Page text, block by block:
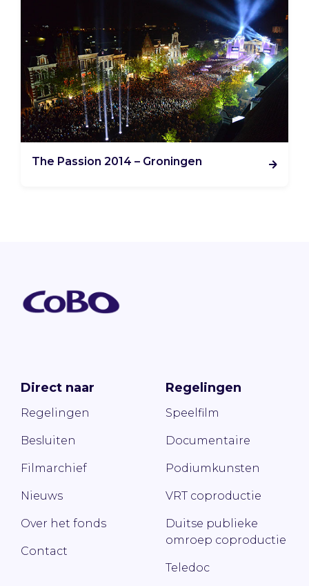
The Passion 2014 – Groningen
Direct naar
Regelingen
Besluiten
Filmarchief
Nieuws
Over het fonds
Contact
Regelingen
Speelfilm
Documentaire
Podiumkunsten
VRT coproductie
Duitse publieke
omroep coproductie
Teledoc